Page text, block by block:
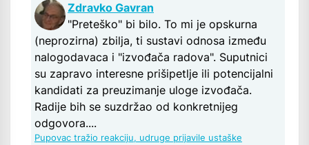
Zdravko Gavran
"Preteško" bi bilo. To mi je opskurna
(neprozirna) zbilja, ti sustavi odnosa između
nalogodavaca i "izvođača radova". Suputnici
su zapravo interesne prišipetlje ili potencijalni
kandidati za preuzimanje uloge izvođača.
Radije bih se suzdržao od konkretnijeg
odgovora....
Pupovac tražio reakciju, udruge prijavile ustaške